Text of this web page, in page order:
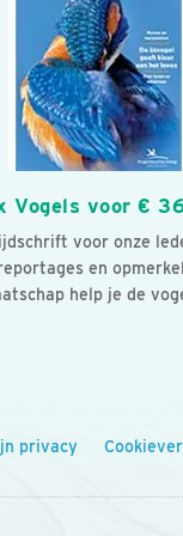
Vogels voor €
voor onze
en
help je de
privacy